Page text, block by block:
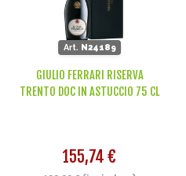
Art. N24189
GIULIO FERRARI RISERVA
TRENTO DOC IN ASTUCCIO 75 CL
155,74 €